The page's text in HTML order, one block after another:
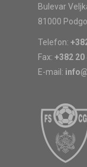
Bulevar
81000
Telefon:
Fax: +382 20
E-mail: